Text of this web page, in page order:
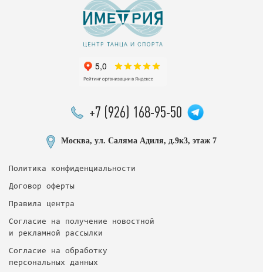
+7 (926) 168-95-50
Москва, ул. Саляма Адиля, д.9к3, этаж 7
Политика конфиденциальности
Договор оферты
Правила центра
Согласие на получение новостной
и рекламной рассылки
Согласие на обработку
персональных данных